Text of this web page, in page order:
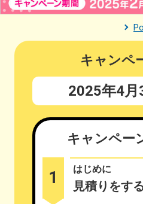
キャンペ
2025年4
キャンペー
1 はじめに
見積りをする